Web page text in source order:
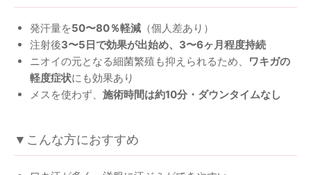
発汗量を50〜80％軽減（個人差あり）
注射後3〜5日で効果が出始め、3〜6ヶ月程度持続
ニオイの元となる細菌繁殖も抑えられるため、
ワキガの
軽度症状にも効果あり
メスを使わず、 施術時間は約10分・ダウンタイムなし
▼こんな方におすすめ